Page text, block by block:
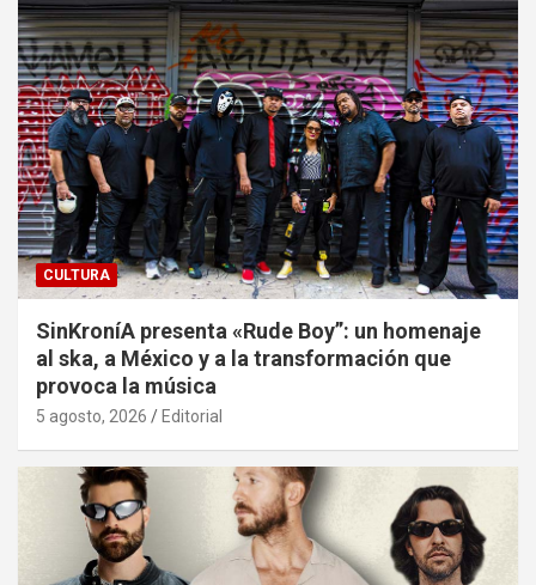
CULTURA
SinKroníA presenta «Rude Boy”: un homenaje
al ska, a México y a la transformación que
provoca la música
5 agosto, 2026 Editorial